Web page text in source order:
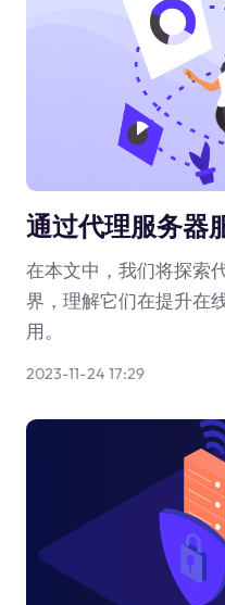
通过代理服务器
在本文中，我们将探索
界，理解它们在提升在
用。
2023-11-24 17:29